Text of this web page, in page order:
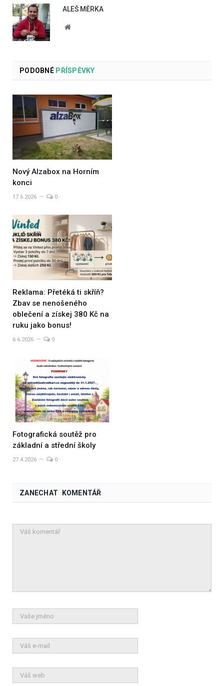
ALEŠ MĚRKA
Website
PODOBNÉPŘÍSPĚVKY
Nový Alzabox na Horním
konci
17.6.2026 0
Reklama: Přetéká ti skříň?
Zbav se nenošeného
oblečení a získej 380 Kč na
ruku jako bonus!
6.6.2026 0
Fotografická soutěž pro
základní a střední školy
27.4.2026 0
ZANECHAT KOMENTÁŘ